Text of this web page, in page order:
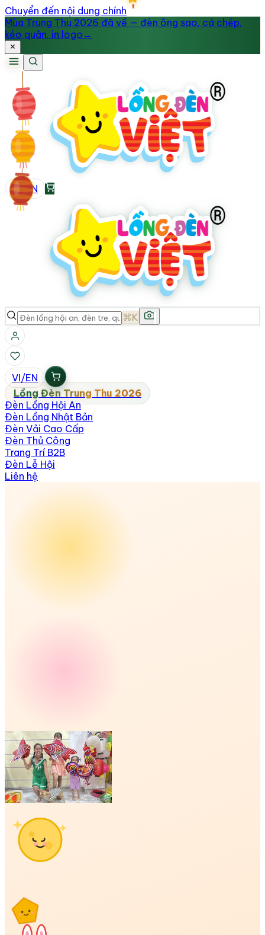
Chuyển đến nội dung chính
Mùa Trung Thu 2026 đã về — đèn ông sao, cá chép,
kéo quân, in logo →
VI/EN
⌘K
VI/EN
Lồng Đèn Trung Thu 2026
Đèn Lồng Hội An
Đèn Lồng Nhật Bản
Đèn Vải Cao Cấp
Đèn Thủ Công
Trang Trí B2B
Đèn Lễ Hội
Liên hệ